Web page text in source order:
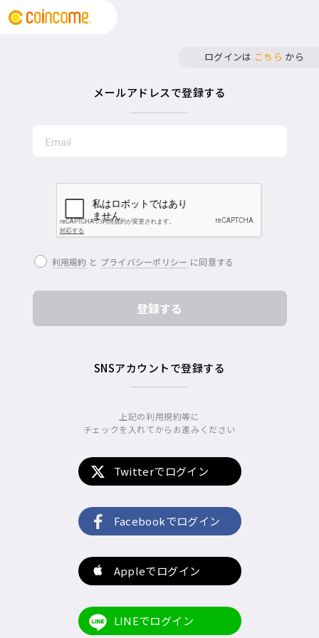
ログインは こちら から
メールアドレスで登録する
利用規約 と プライバシーポリシー に同意する
SNSアカウントで登録する
上記の利用規約等に
チェックを入れてからお進みください
Twitterでログイン
Facebookでログイン
Appleでログイン
LINEでログイン